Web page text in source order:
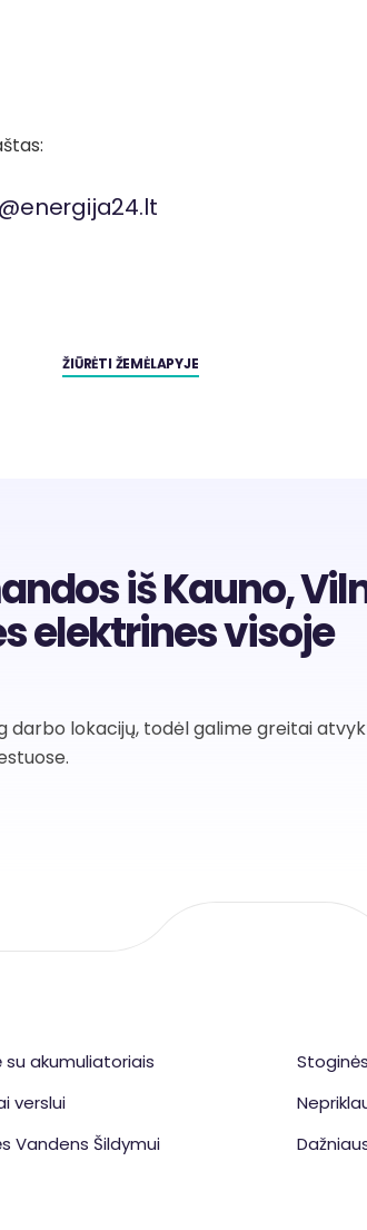
ŽIŪRĖTI ŽEMĖLAPYJE
iš Kauno,
elektrines visoje
darbo lokacijų, todėl galime greitai
su akumuliatoriais
verslui
Vandens Šildymui